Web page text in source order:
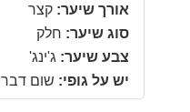
אורך שיער: קצר
סוג שיער: חלק
צבע שיער: ג'ינג'
יש על גופי: שום דבר